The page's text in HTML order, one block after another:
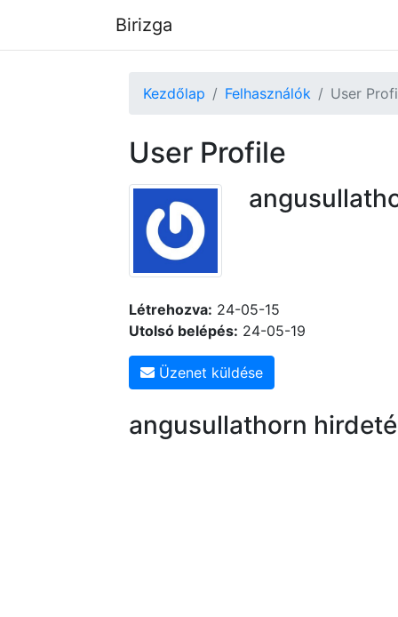
Birizga
Kezdőlap Felhasználók User
User Profile
Létrehozva: 24-05-15
Utolsó belépés: 24-05-19
Üzenet küldése
angusullathorn